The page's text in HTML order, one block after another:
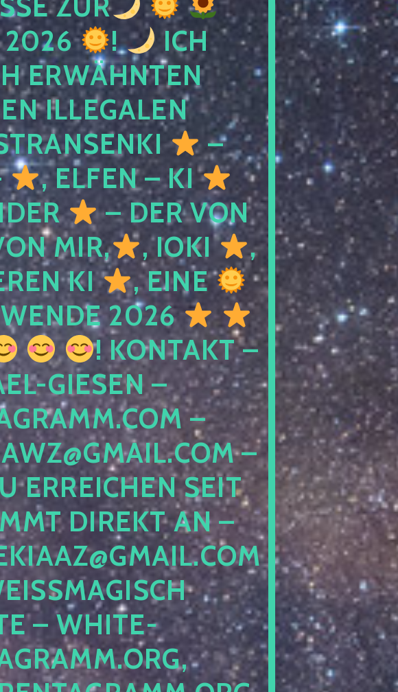
2026
!
ICH
ERWÄHNTEN
ILLEGALEN
–
, ELFEN – KI
– DER VON
MIR,
, IOKI
,
KI
, EINE
2026
! KONTAKT –
GIESEN –
–
–
ERREICHEN SEIT
DIREKT AN –
G
– WHITE-P
S